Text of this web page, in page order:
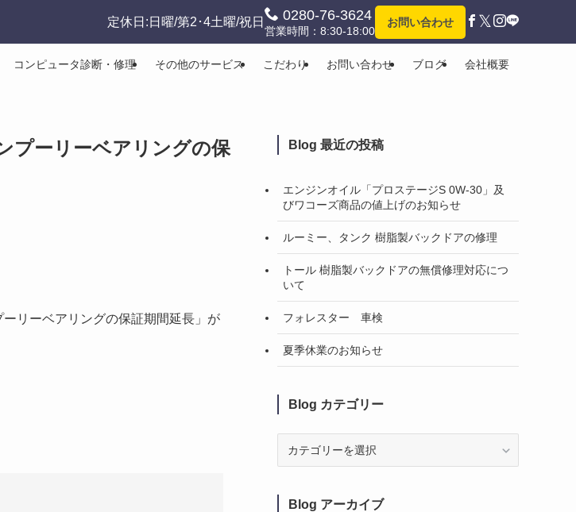
定休日:日曜/第2･4土曜/祝日 0280-76-3624
営業時間：8:30-18:00
お問い合わせ 𝕏
コンピュータ診断・修理 その他のサービス こだわり お問い合わせ ブログ 会社概要
プーリーベアリングの保
リーベアリングの保証期間延長」が
Blog 最近の投稿
エンジンオイル「プロステージS 0W-30」及
びワコーズ商品の値上げのお知らせ
ルーミー、タンク 樹脂製バックドアの修理
トール 樹脂製バックドアの無償修理対応につ
いて
フォレスター 車検
夏季休業のお知らせ
Blog カテゴリー
ゴ
Blog アーカイブ